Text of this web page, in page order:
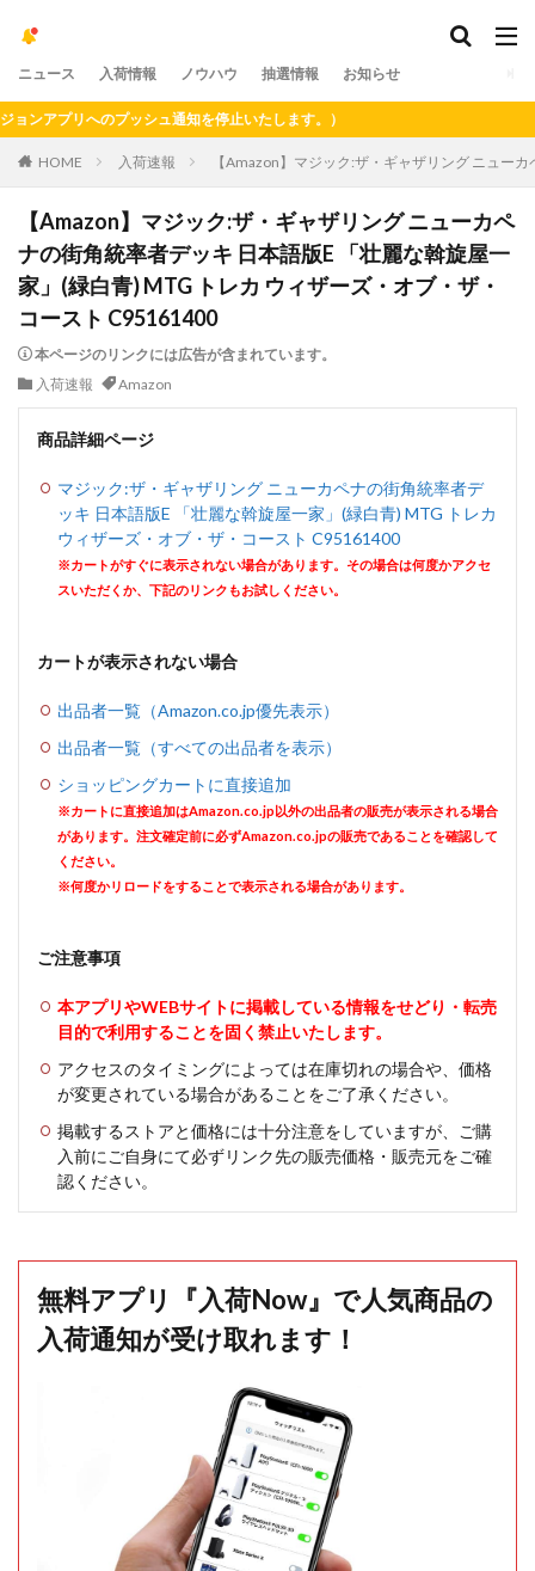
ニュース 入荷情報 ノウハウ 抽選情報 お知らせ
リへのプッシュ通知を停止いたします。）
HOME 入荷速報 【Amazon】マジック:ザ・ギャザリング ニュー
【Amazon】マジック:ザ・ギャザリング ニューカペ
ナの街角統率者デッキ 日本語版E 「壮麗な斡旋屋一
家」(緑白青) MTG トレカ ウィザーズ・オブ・ザ・
コースト C95161400
本ページのリンクには広告が含まれています。
入荷速報
Amazon
商品詳細ページ
マジック:ザ・ギャザリング ニューカペナの街角統率者デ
ッキ 日本語版E 「壮麗な斡旋屋一家」(緑白青) MTG トレカ
ウィザーズ・オブ・ザ・コースト C95161400
※カートがすぐに表示されない場合があります。その場合は何度かアクセ
スいただくか、下記のリンクもお試しください。
カートが表示されない場合
出品者一覧（Amazon.co.jp優先表示）
出品者一覧（すべての出品者を表示）
ショッピングカートに直接追加
※カートに直接追加はAmazon.co.jp以外の出品者の販売が表示される場合
があります。注文確定前に必ずAmazon.co.jpの販売であることを確認して
ください。
※何度かリロードをすることで表示される場合があります。
ご注意事項
本アプリやWEBサイトに掲載している情報をせどり・転売
目的で利用することを固く禁止いたします。
アクセスのタイミングによっては在庫切れの場合や、価格
が変更されている場合があることをご了承ください。
掲載するストアと価格には十分注意をしていますが、ご購
入前にご自身にて必ずリンク先の販売価格・販売元をご確
認ください。
無料アプリ『入荷Now』で人気商品の
入荷通知が受け取れます！